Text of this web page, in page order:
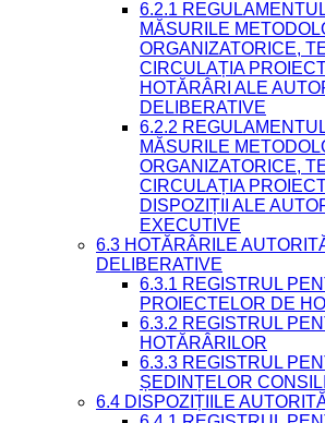
6.2.1
MĂSURILE
ORGANIZATORICE,
CIRCULAȚIA
HOTĂRÂRI ALE
DELIBERATIVE
6.2.2
MĂSURILE
ORGANIZATORICE,
CIRCULAȚIA
DISPOZIȚII ALE
EXECUTIVE
6.3 HOTĂRÂRILE
DELIBERATIVE
6.3.1 REGISTRUL
PROIECTELOR DE
6.3.2 REGISTRUL
HOTĂRÂRILOR
6.3.3 REGISTRUL
ȘEDINȚELOR
6.4 DISPOZIȚIILE